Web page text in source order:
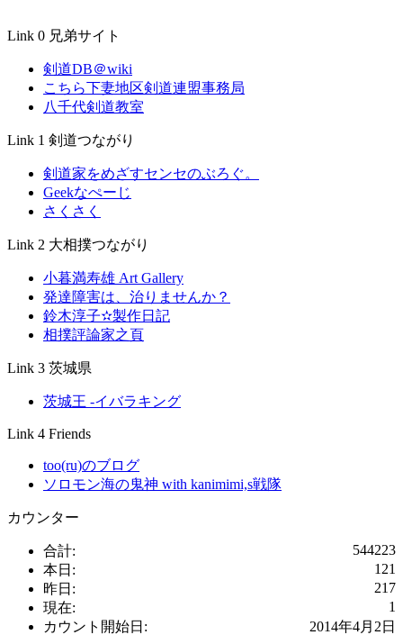
Link 0 兄弟サイト
剣道DB＠wiki
こちら下妻地区剣道連盟事務局
八千代剣道教室
Link 1 剣道つながり
剣道家をめざすセンセのぶろぐ。
Geekなぺーじ
さくさく
Link 2 大相撲つながり
小暮満寿雄 Art Gallery
発達障害は、治りませんか？
鈴木淳子✫製作日記
相撲評論家之頁
Link 3 茨城県
茨城王 -イバラキング
Link 4 Friends
too(ru)のブログ
ソロモン海の鬼神 with kanimimi,s戦隊
カウンター
544223
合計:
121
本日:
217
昨日:
1
現在:
2014年4月2日
カウント開始日: